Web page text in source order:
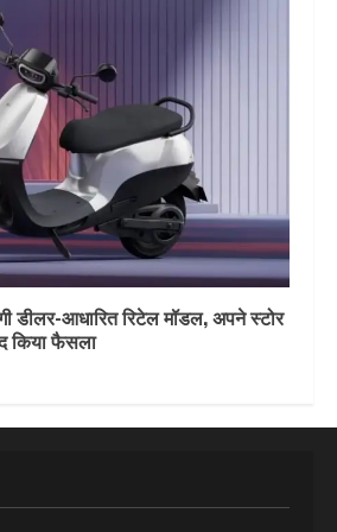
डीलर-आधारित रिटेल मॉडल, अपने स्टोर
किया फैसला